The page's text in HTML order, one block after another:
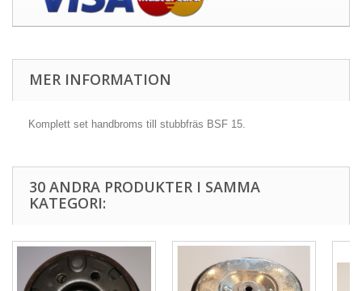
MER INFORMATION
Komplett set handbroms till stubbfräs BSF 15.
30 ANDRA PRODUKTER I SAMMA
KATEGORI: